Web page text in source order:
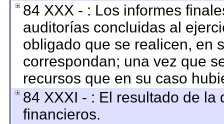
84 XXX - : Los informes
auditorías concluidas al
obligado que se realicen, en
correspondan; una vez que
recursos que en su caso
84 XXXI - : El resultado de
financieros.